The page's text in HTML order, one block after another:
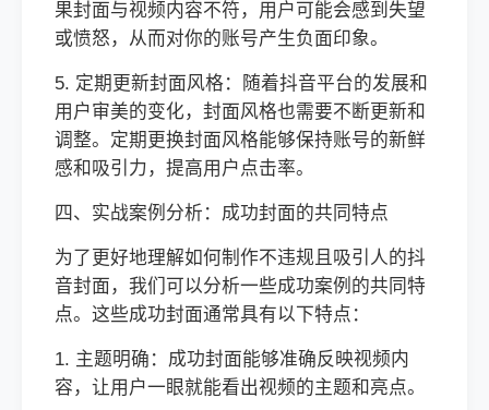
果封面与视频内容不符，用户可能会感到失望
或愤怒，从而对你的账号产生负面印象。
5. 定期更新封面风格：随着抖音平台的发展和
用户审美的变化，封面风格也需要不断更新和
调整。定期更换封面风格能够保持账号的新鲜
感和吸引力，提高用户点击率。
四、实战案例分析：成功封面的共同特点
为了更好地理解如何制作不违规且吸引人的抖
音封面，我们可以分析一些成功案例的共同特
点。这些成功封面通常具有以下特点：
1. 主题明确：成功封面能够准确反映视频内
容，让用户一眼就能看出视频的主题和亮点。